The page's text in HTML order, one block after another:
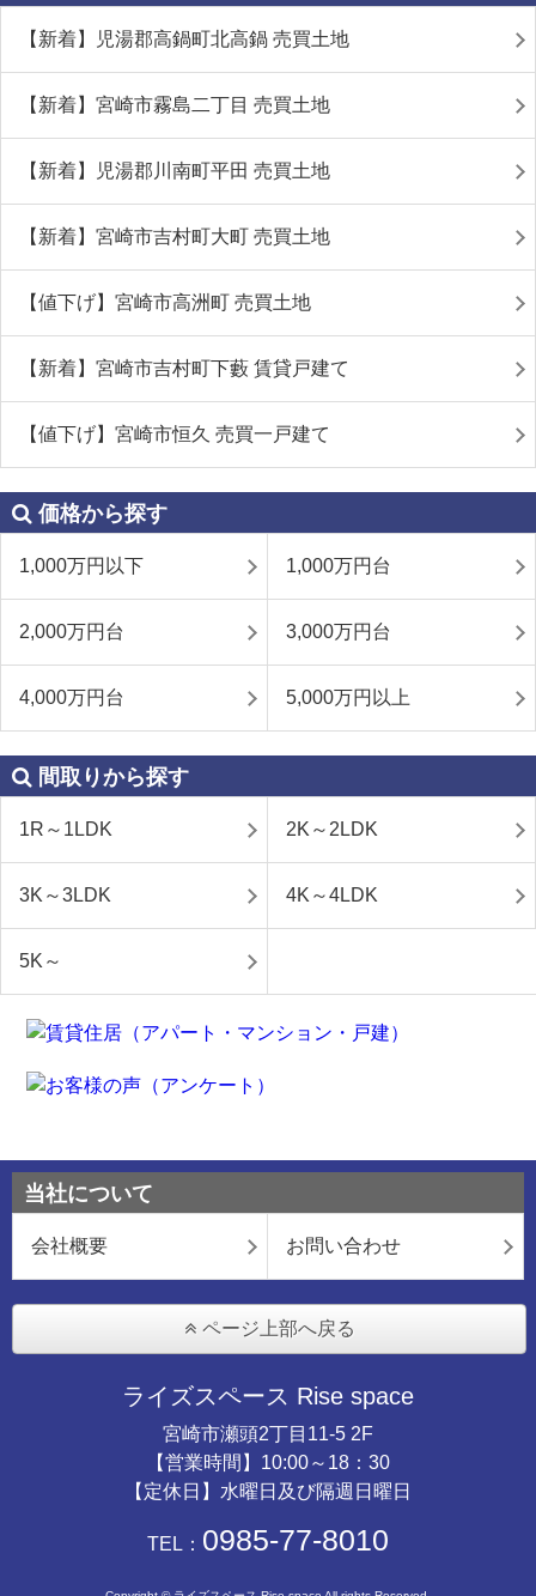
【新着】児湯郡高鍋町北高鍋 売買土地
【新着】宮崎市霧島二丁目 売買土地
【新着】児湯郡川南町平田 売買土地
【新着】宮崎市吉村町大町 売買土地
【値下げ】宮崎市高洲町 売買土地
【新着】宮崎市吉村町下藪 賃貸戸建て
【値下げ】宮崎市恒久 売買一戸建て
価格から探す
1,000万円以下 1,000万円台
2,000万円台 3,000万円台
4,000万円台 5,000万円以上
間取りから探す
1R～1LDK 2K～2LDK
3K～3LDK 4K～4LDK
5K～
当社について
会社概要 お問い合わせ
ページ上部へ戻る
ライズスペース Rise space
宮崎市瀬頭2丁目11-5 2F
【営業時間】10:00～18：30
【定休日】水曜日及び隔週日曜日
TEL： 0985-77-8010